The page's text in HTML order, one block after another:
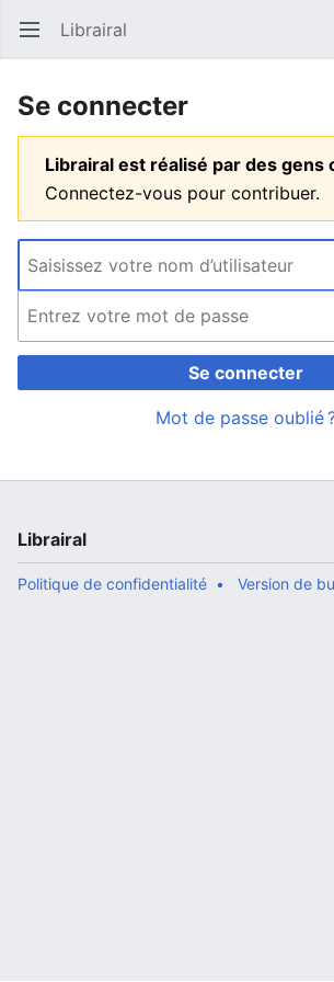
Ouvrir le menu principal Librairal
Se connecter
Librairal est réalisé par des gens
Connectez-vous pour contribuer.
Se connecter
Mot de passe oublié
Librairal
Politique de confidentialité Version de